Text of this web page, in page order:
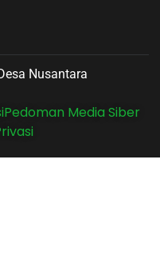
Nusantara
Pedoman Media Siber